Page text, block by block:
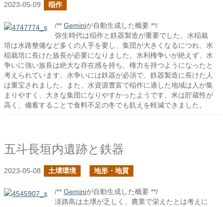
2023-05-09 稲作
/** Geminiが自動生成した概要 **/
弥生時代は稲作と鉄器製造が重要でした。水稲栽
培は水路整備など多くの人手を要し、集団が大きくなるにつれ、水
稲栽培に長けた族長が必要になりました。水利権争いが絶えず、水
争いに強い族長は絶大な存在感を持ち、権力を持つようになったと
考えられています。水争いには鉄器が必須で、鉄器製造に長けた人
は重宝されました。また、水資源豊富で稲作に適した地域は人が集
まりやすく、大きな集団になりやすかったようです。米は貯蔵性が
高く、備蓄することで食料不足の冬でも飢えを軽減できました。
五斗長垣内遺跡と鉄器
2023-05-08 土壌環境 地形・地質
/** Geminiが自動生成した概要 **/
淡路島は土壌が乏しく、農業で栄えたとは考えに